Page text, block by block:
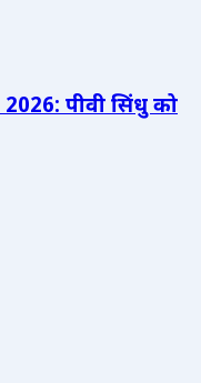
पीवी सिंधु को